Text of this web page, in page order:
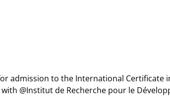
admission to the International Certificate
@Institut de Recherche pour le